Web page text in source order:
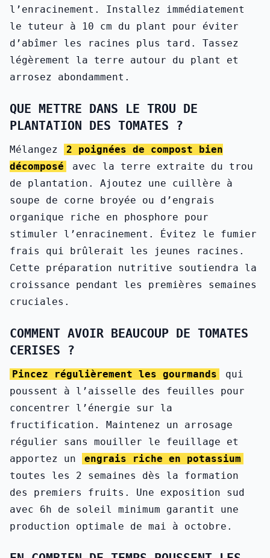
l’enracinement. Installez immédiatement
le tuteur à 10 cm du plant pour éviter
d’abîmer les racines plus tard. Tassez
légèrement la terre autour du plant et
arrosez abondamment.
QUE METTRE DANS LE TROU DE
PLANTATION DES TOMATES ?
Mélangez
2 poignées de compost bien
décomposé
avec la terre extraite du trou
de plantation. Ajoutez une cuillère à
soupe de corne broyée ou d’engrais
organique riche en phosphore pour
stimuler l’enracinement. Évitez le fumier
frais qui brûlerait les jeunes racines.
Cette préparation nutritive soutiendra la
croissance pendant les premières semaines
cruciales.
COMMENT AVOIR BEAUCOUP DE TOMATES
CERISES ?
Pincez régulièrement les gourmands
qui
poussent à l’aisselle des feuilles pour
concentrer l’énergie sur la
fructification. Maintenez un arrosage
régulier sans mouiller le feuillage et
apportez un
engrais riche en potassium
toutes les 2 semaines dès la formation
des premiers fruits. Une exposition sud
avec 6h de soleil minimum garantit une
production optimale de mai à octobre.